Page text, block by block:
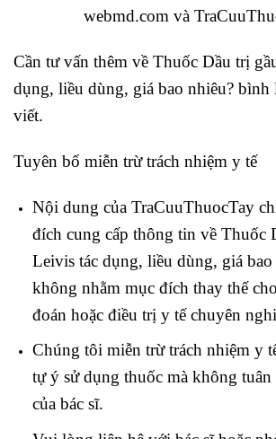
webmd.com và
Cần tư vấn thêm về Thuốc Dầu trị
dụng, liều dùng, giá bao nhiêu? bình
viết.
Tuyên bố miễn trừ trách nhiệm y tế
Nội dung của TraCuuThuocTay
đích cung cấp thông tin về Thuốc
Leivis tác dụng, liều dùng, giá bao
không nhằm mục đích thay thế
đoán hoặc điều trị y tế chuyên
Chúng tôi miễn trừ trách nhiệm y
tự ý sử dụng thuốc mà không
của bác sĩ.